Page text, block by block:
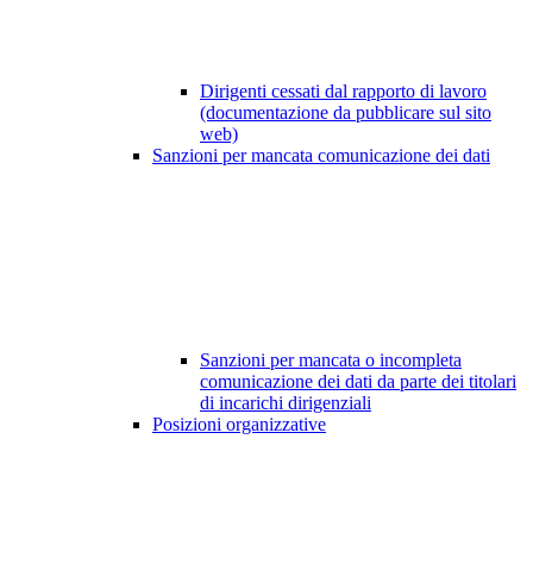
Dirigenti cessati dal rapporto di lavoro
(documentazione da pubblicare sul sito
web)
Sanzioni per mancata comunicazione dei dati
Sanzioni per mancata o incompleta
comunicazione dei dati da parte dei titolari
di incarichi dirigenziali
Posizioni organizzative